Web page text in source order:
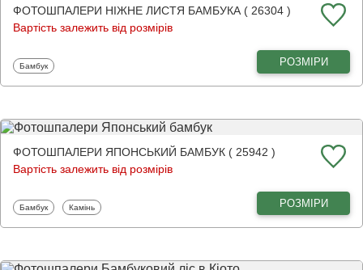
ФОТОШПАЛЕРИ НІЖНЕ ЛИСТЯ БАМБУКА ( 26304 )
Вартість залежить від розмірів
Фотошпалери
Бамбук РОЗМІРИ
ФОТОШПАЛЕРИ ЯПОНСЬКИЙ БАМБУК ( 25942 )
Вартість залежить від розмірів
Фотошпалери
Бамбук Фотошпалери
Камінь РОЗМІРИ